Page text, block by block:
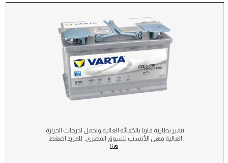
تتميز بطارية فارتا بالكفائة العالية وتحمل لدرجات الحرارة
العالية فهى الأنسب للسوق المصرى. للمزيد اضغط
هنا